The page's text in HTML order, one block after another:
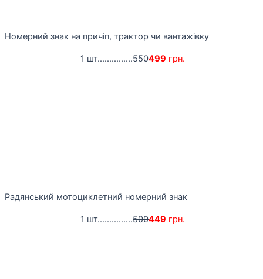
Номерний знак на причіп, трактор чи вантажівку
1 шт...............550499 грн.
Радянський мотоциклетний номерний знак
1 шт...............500449 грн.